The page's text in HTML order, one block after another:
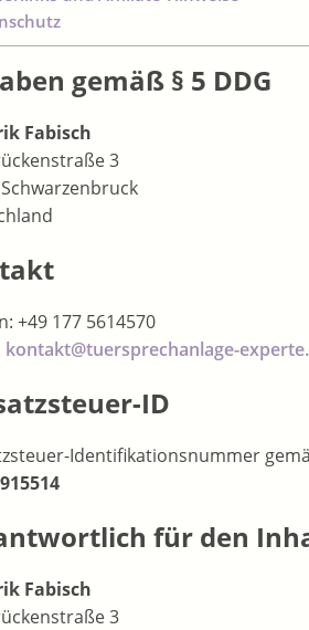
gemäß § 5 DDG
Fabisch
3
+49 177 5614570
kontakt@tuersprechanlage-
ID
Identifikationsnummer
für den
Fabisch
3